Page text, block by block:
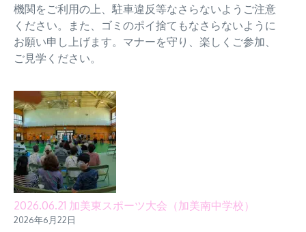
機関をご利用の上、駐車違反等なさらないようご注意
ください。また、ゴミのポイ捨てもなさらないように
お願い申し上げます。マナーを守り、楽しくご参加、
ご見学ください。
2026.06.21 加美東スポーツ大会（加美南中学校）
2026年6月22日